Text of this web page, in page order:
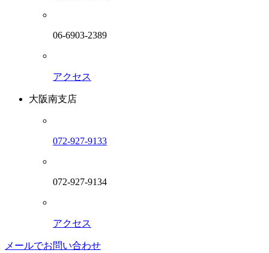
06-6903-2389
アクセス
大阪南支店
072-927-9133
072-927-9134
アクセス
メールでお問い合わせ